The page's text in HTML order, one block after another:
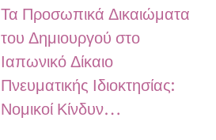
Τα Προσωπικά Δικαιώματα
του Δημιουργού στο
Ιαπωνικό Δίκαιο
Πνευματικής Ιδιοκτησίας:
Νομικοί Κίνδυν…